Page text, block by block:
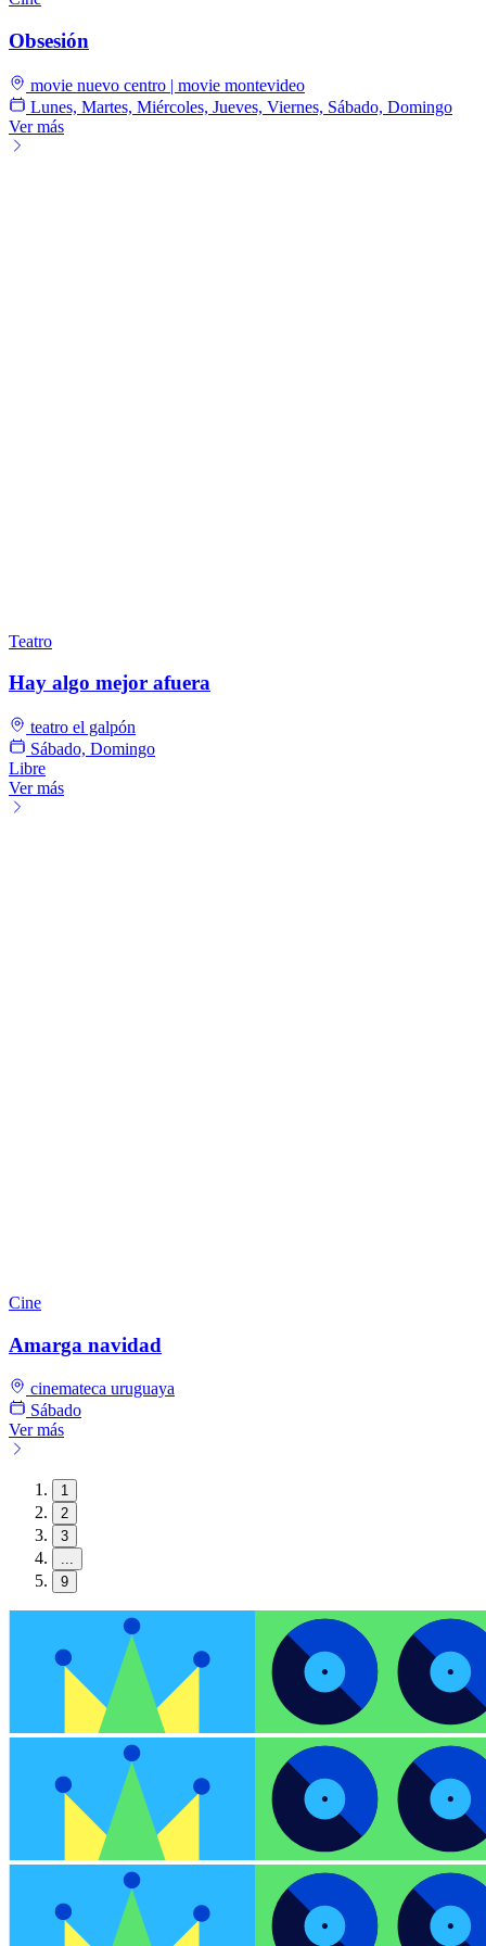
Obsesión
movie nuevo centro | movie montevideo
Lunes, Martes, Miércoles, Jueves, Viernes, Sábado, Domingo
Ver más
Teatro
Hay algo mejor afuera
teatro el galpón
Sábado, Domingo
Libre
Ver más
Cine
Amarga navidad
cinemateca uruguaya
Sábado
Ver más
1
2
3
...
9